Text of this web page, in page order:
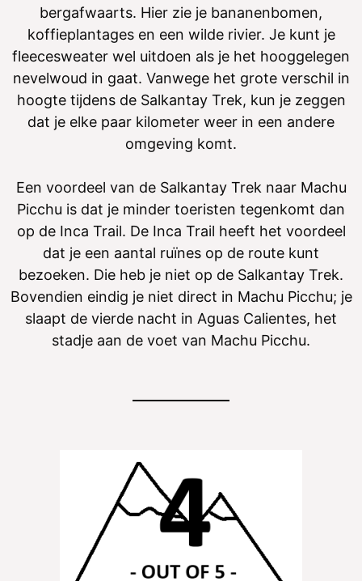
bergafwaarts. Hier zie je bananenbomen,
koffieplantages en een wilde rivier. Je kunt je
fleecesweater wel uitdoen als je het hooggelegen
nevelwoud in gaat. Vanwege het grote verschil in
hoogte tijdens de Salkantay Trek, kun je zeggen
dat je elke paar kilometer weer in een andere
omgeving komt.
Een voordeel van de Salkantay Trek naar Machu
Picchu is dat je minder toeristen tegenkomt dan
op de Inca Trail. De Inca Trail heeft het voordeel
dat je een aantal ruïnes op de route kunt
bezoeken. Die heb je niet op de Salkantay Trek.
Bovendien eindig je niet direct in Machu Picchu; je
slaapt de vierde nacht in Aguas Calientes, het
stadje aan de voet van Machu Picchu.